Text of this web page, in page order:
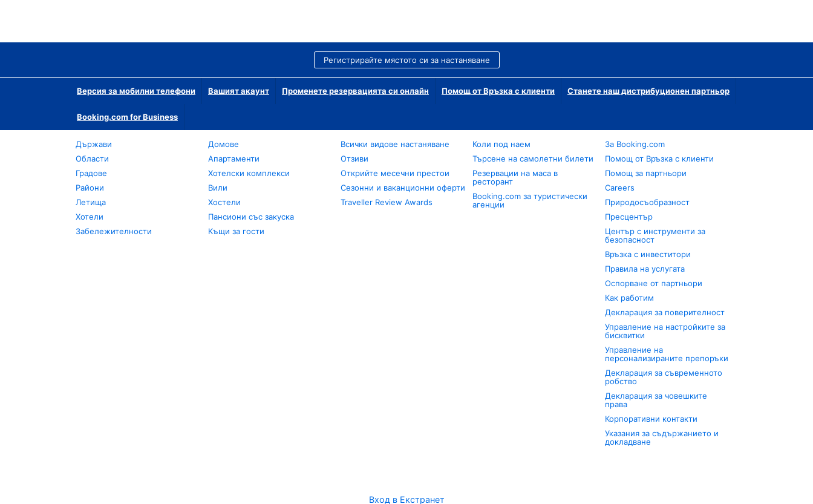
Регистрирайте мястото си за настаняване
Версия за мобилни телефони Вашият акаунт Променете резервацията си онлайн Помощ от Връзка с клиенти Станете наш дистрибуционен партньор
Booking.com for Business
Държави
Области
Градове
Райони
Летища
Хотели
Забележителности
Домове
Апартаменти
Хотелски комплекси
Вили
Хостели
Пансиони със закуска
Къщи за гости
Всички видове настаняване
Отзиви
Открийте месечни престои
Сезонни и ваканционни оферти
Traveller Review Awards
Коли под наем
Търсене на самолетни билети
Резервации на маса в
ресторант
Booking.com за туристически
агенции
За Booking.com
Помощ от Връзка с клиенти
Помощ за партньори
Careers
Природосъобразност
Пресцентър
Център с инструменти за
безопасност
Връзка с инвеститори
Правила на услугата
Оспорване от партньори
Как работим
Декларация за поверителност
Управление на настройките за
бисквитки
Управление на
персонализираните препоръки
Декларация за съвременното
робство
Декларация за човешките
права
Корпоративни контакти
Указания за съдържанието и
докладване
Вход в Екстранет